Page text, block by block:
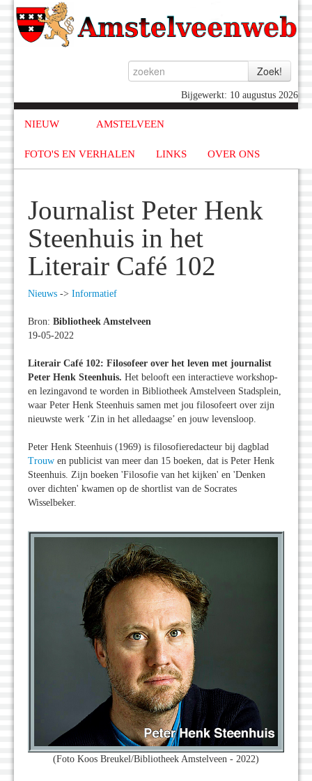
Bijgewerkt: 10 augustus 2026
NIEUW AMSTELVEEN
FOTO'S EN VERHALEN LINKS OVER ONS
Journalist Peter Henk
Steenhuis in het
Literair Café 102
Nieuws -> Informatief
Bron: Bibliotheek Amstelveen
19-05-2022
Literair Café 102: Filosofeer over het leven met journalist
Peter Henk Steenhuis. Het belooft een interactieve workshop-
en lezingavond te worden in Bibliotheek Amstelveen Stadsplein,
waar Peter Henk Steenhuis samen met jou filosofeert over zijn
nieuwste werk ‘Zin in het alledaagse’ en jouw levensloop.
Peter Henk Steenhuis (1969) is filosofieredacteur bij dagblad
Trouw en publicist van meer dan 15 boeken, dat is Peter Henk
Steenhuis. Zijn boeken 'Filosofie van het kijken' en 'Denken
over dichten' kwamen op de shortlist van de Socrates
Wisselbeker.
(Foto Koos Breukel/Bibliotheek Amstelveen - 2022)